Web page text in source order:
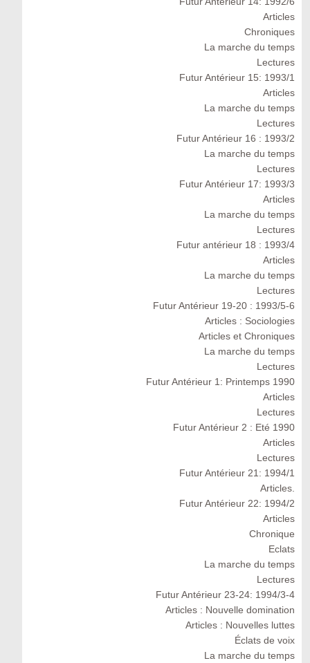
Articles
Chroniques
La marche du temps
Lectures
Futur Antérieur 15: 1993/1
Articles
La marche du temps
Lectures
Futur Antérieur 16 : 1993/2
La marche du temps
Lectures
Futur Antérieur 17: 1993/3
Articles
La marche du temps
Lectures
Futur antérieur 18 : 1993/4
Articles
La marche du temps
Lectures
Futur Antérieur 19-20 : 1993/5-6
Articles : Sociologies
Articles et Chroniques
La marche du temps
Lectures
Futur Antérieur 1: Printemps 1990
Articles
Lectures
Futur Antérieur 2 : Eté 1990
Articles
Lectures
Futur Antérieur 21: 1994/1
Articles.
Futur Antérieur 22: 1994/2
Articles
Chronique
Eclats
La marche du temps
Lectures
Futur Antérieur 23-24: 1994/3-4
Articles : Nouvelle domination
Articles : Nouvelles luttes
Éclats de voix
La marche du temps